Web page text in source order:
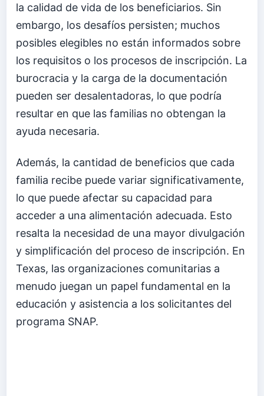
la calidad de vida de los beneficiarios. Sin
embargo, los desafíos persisten; muchos
posibles elegibles no están informados sobre
los requisitos o los procesos de inscripción. La
burocracia y la carga de la documentación
pueden ser desalentadoras, lo que podría
resultar en que las familias no obtengan la
ayuda necesaria.
Además, la cantidad de beneficios que cada
familia recibe puede variar significativamente,
lo que puede afectar su capacidad para
acceder a una alimentación adecuada. Esto
resalta la necesidad de una mayor divulgación
y simplificación del proceso de inscripción. En
Texas, las organizaciones comunitarias a
menudo juegan un papel fundamental en la
educación y asistencia a los solicitantes del
programa SNAP.